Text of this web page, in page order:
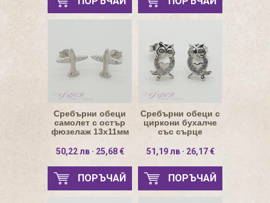
Сребърни обеци
самолет с остър
фюзелаж 13х11мм
50,22 лв · 25,68 €
ПОРЪЧАЙ
Сребърни обеци с
циркони бухалче
със сърце
51,19 лв · 26,17 €
ПОРЪЧАЙ